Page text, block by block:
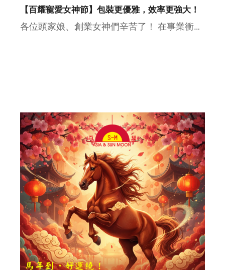
【百耀寵愛女神節】包裝更優雅，效率更強大！
各位頭家娘、創業女神們辛苦了！ 在事業衝刺的路上，妳需要一位真正懂妳的「包裝助手」。 AsmPack Grou […]